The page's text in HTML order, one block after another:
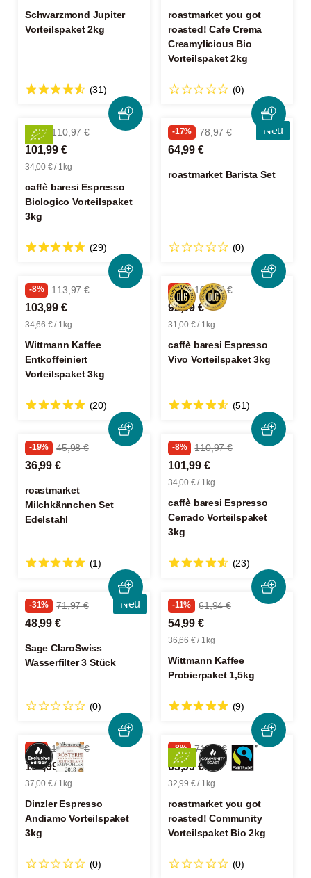
Schwarzmond Jupiter
Vorteilspaket 2kg
(31)
roastmarket you got
roasted! Cafe Crema
Creamylicious Bio
Vorteilspaket 2kg
(0)
-8% 110,97 €
101,99 €
34,00 € / 1kg
caffè baresi Espresso
Biologico Vorteilspaket
3kg
(29)
Neu
-17% 78,97 €
64,99 €
roastmarket Barista Set
(0)
-8% 113,97 €
103,99 €
34,66 € / 1kg
Wittmann Kaffee
Entkoffeiniert
Vorteilspaket 3kg
(20)
-8% 101,97 €
92,99 €
31,00 € / 1kg
caffè baresi Espresso
Vivo Vorteilspaket 3kg
(51)
-19% 45,98 €
36,99 €
roastmarket
Milchkännchen Set
Edelstahl
(1)
-8% 110,97 €
101,99 €
34,00 € / 1kg
caffè baresi Espresso
Cerrado Vorteilspaket
3kg
(23)
Neu
-31% 71,97 €
48,99 €
Sage ClaroSwiss
Wasserfilter 3 Stück
(0)
-11% 61,94 €
54,99 €
36,66 € / 1kg
Wittmann Kaffee
Probierpaket 1,5kg
(9)
-7% 119,97 €
110,99 €
37,00 € / 1kg
Dinzler Espresso
Andiamo Vorteilspaket
3kg
(0)
-8% 71,96 €
65,99 €
32,99 € / 1kg
roastmarket you got
roasted! Community
Vorteilspaket Bio 2kg
(0)